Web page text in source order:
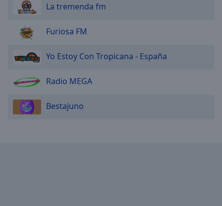
Font
Reset
La tremenda fm
Furiosa FM
Yo Estoy Con Tropicana - España
Radio MEGA
Bestajuno